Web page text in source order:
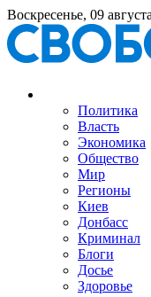
Воскресенье, 09
Политика
Власть
Экономика
Общество
Мир
Регионы
Киев
Донбасс
Криминал
Блоги
Досье
Здоровье